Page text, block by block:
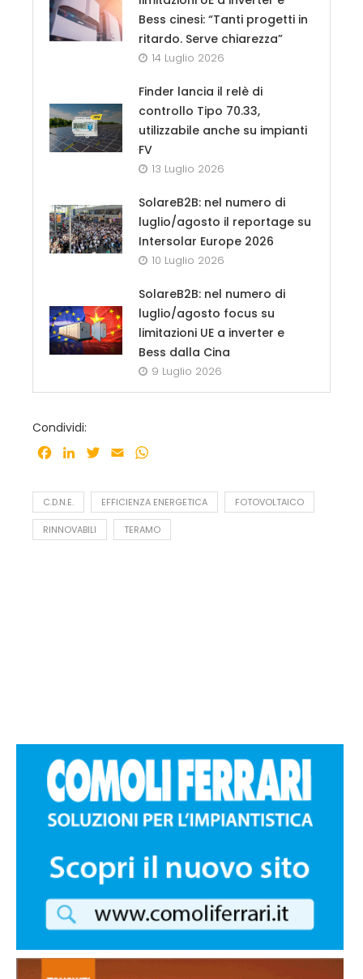
Bess cinesi: “Tanti progetti in
ritardo. Serve chiarezza”
14 Luglio 2026
Finder lancia il relè di
controllo Tipo 70.33,
utilizzabile anche su impianti
FV
13 Luglio 2026
SolareB2B: nel numero di
luglio/agosto il reportage su
Intersolar Europe 2026
10 Luglio 2026
SolareB2B: nel numero di
luglio/agosto focus su
limitazioni UE a inverter e
Bess dalla Cina
9 Luglio 2026
Condividi:
Facebook
LinkedInTwitter
Email
C.D.N.E. EFFICIENZA ENERGETICA FOTOVOLTAICO
RINNOVABILI TERAMO